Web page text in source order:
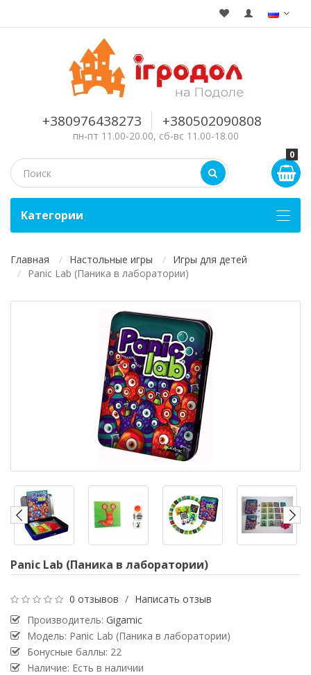
+380976438273 +380502090808
пн-пт 11.00-20.00, сб-вс 11.00-18.00
0
Kатегории
Главная Настольные игры
Игры для детей
Panic Lab (Паника в лаборатории)
Panic Lab (Паника в лаборатории)
0 отзывов / Написать отзыв
Производитель: Gigamic
Модель: Panic Lab (Паника в лаборатории)
Бонусные баллы: 22
Наличие: Есть в наличии